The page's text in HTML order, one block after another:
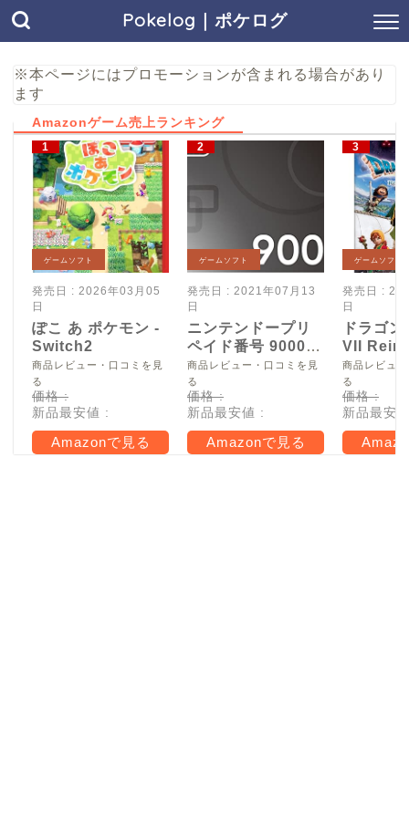
Pokelog｜ポケログ
※本ページにはプロモーションが含まれる場合があり
ます
Amazonゲーム売上ランキング
ゲームソフト
発売日 : 2026年03月05
日
ぽこ あ ポケモン -
Switch2
商品レビュー・口コミを見
る
価格 :
新品最安値 :
Amazonで見る
ゲームソフト
発売日 : 2021年07月13
日
ニンテンドープリ
ペイド番号 9000
円|オンラインコー
ド版
商品レビュー・口コミを見
る
価格 :
新品最安値 :
Amazonで見る
ゲームソフト
発売日 :
日
ドラゴ
VII
Switch2
商品レビュ
る
価格 :
新品最安